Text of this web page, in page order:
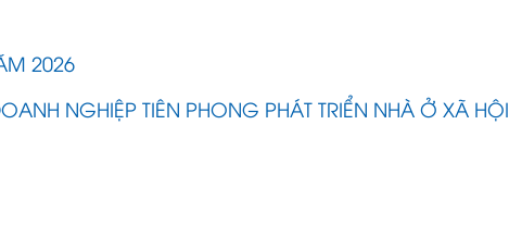
2026
NGHIỆP TIÊN PHONG PHÁT TRIỂN NHÀ Ở XÃ HỘI